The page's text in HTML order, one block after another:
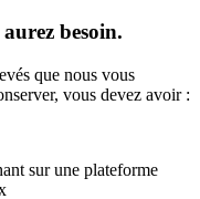
besoin.
que nous vous
vous devez avoir :
sur une plateforme